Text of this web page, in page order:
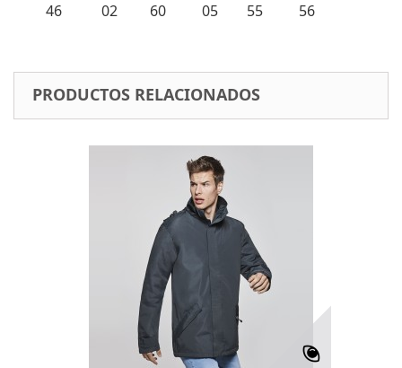
46 02 60 05 55 56
PRODUCTOS RELACIONADOS